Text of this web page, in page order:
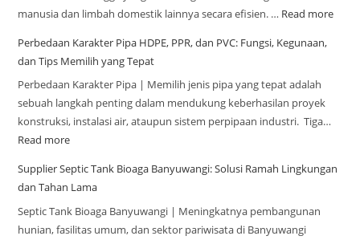
manusia dan limbah domestik lainnya secara efisien. … Read more
Perbedaan Karakter Pipa HDPE, PPR, dan PVC: Fungsi, Kegunaan,
dan Tips Memilih yang Tepat
Perbedaan Karakter Pipa | Memilih jenis pipa yang tepat adalah
sebuah langkah penting dalam mendukung keberhasilan proyek
konstruksi, instalasi air, ataupun sistem perpipaan industri. Tiga…
Read more
Supplier Septic Tank Bioaga Banyuwangi: Solusi Ramah Lingkungan
dan Tahan Lama
Septic Tank Bioaga Banyuwangi | Meningkatnya pembangunan
hunian, fasilitas umum, dan sektor pariwisata di Banyuwangi